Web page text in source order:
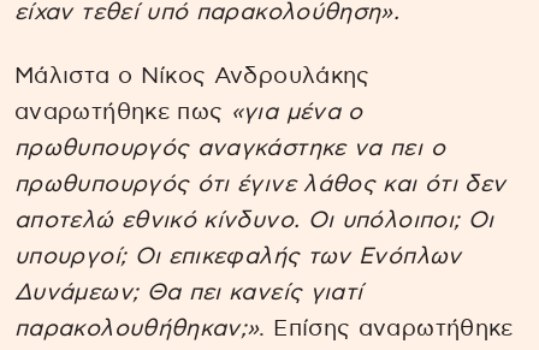
είχαν τεθεί υπό παρακολούθηση».
Μάλιστα ο Νίκος Ανδρουλάκης
αναρωτήθηκε πως «για μένα ο
πρωθυπουργός αναγκάστηκε να πει ο
πρωθυπουργός ότι έγινε λάθος και ότι δεν
αποτελώ εθνικό κίνδυνο. Οι υπόλοιποι; Οι
υπουργοί; Οι επικεφαλής των Ενόπλων
Δυνάμεων; Θα πει κανείς γιατί
παρακολουθήθηκαν;». Επίσης αναρωτήθηκε